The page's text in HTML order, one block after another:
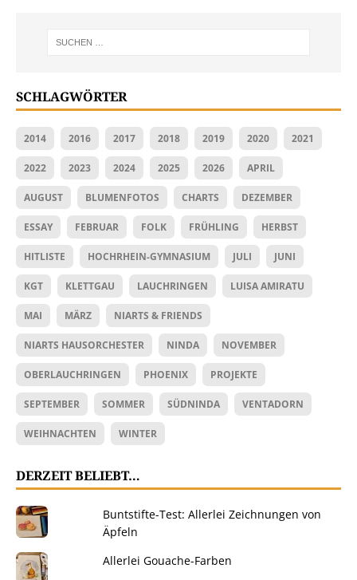
SCHLAGWÖRTER
2014 2016 2017 2018 2019 2020 2021
2022 2023 2024 2025 2026 APRIL
AUGUST BLUMENFOTOS CHARTS DEZEMBER
ESSAY FEBRUAR FOLK FRÜHLING HERBST
HITLISTE HOCHRHEIN-GYMNASIUM JULI JUNI
KGT KLETTGAU LAUCHRINGEN LUISA AMIRATU
MAI MÄRZ NIARTS & FRIENDS
NIARTS HAUSORCHESTER NINDA NOVEMBER
OBERLAUCHRINGEN PHOENIX PROJEKTE
SEPTEMBER SOMMER SÜDNINDA VENTADORN
WEIHNACHTEN WINTER
DERZEIT BELIEBT…
Buntstifte-Test: Allerlei Zeichnungen von
Äpfeln
Allerlei Gouache-Farben